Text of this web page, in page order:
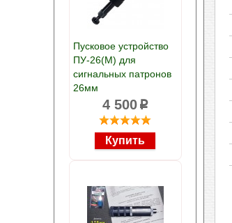
Пусковое устройство
ПУ-26(М) для
сигнальных патронов
26мм
4 500p